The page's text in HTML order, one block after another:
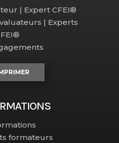
| Expert CFEI®
| Experts
formateurs